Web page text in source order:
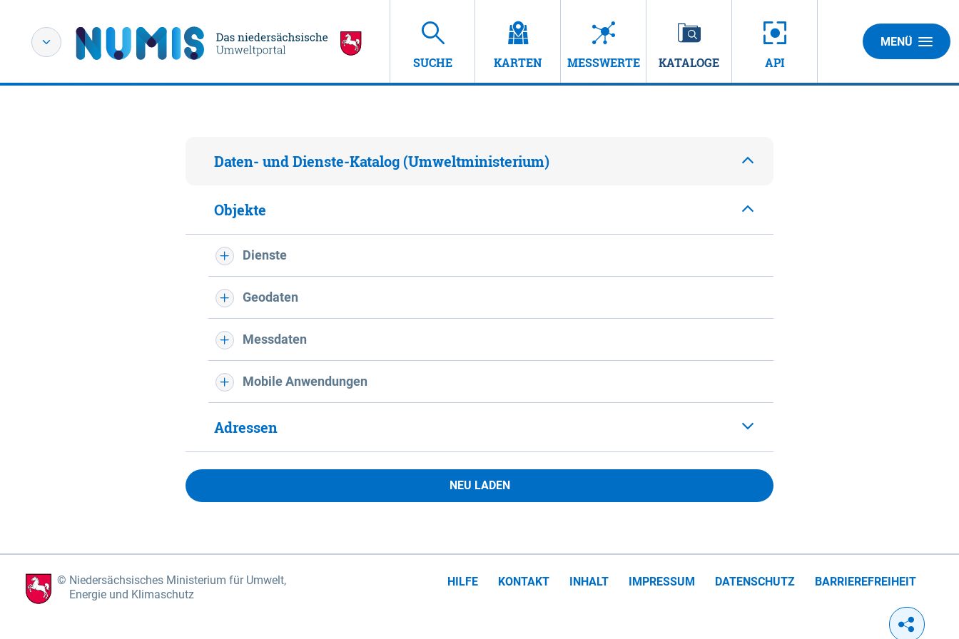
SUCHE KARTEN MESSWERTE KATALOGE API
MENÜ
Daten- und Dienste-Katalog (Umweltministerium)
Objekte
Dienste
Geodaten
Messdaten
Mobile Anwendungen
Adressen
NEU LADEN
Niedersächsisches Ministerium für Umwelt,
Energie und Klimaschutz
HILFE KONTAKT INHALT IMPRESSUM DATENSCHUTZ BARRIEREFREIHEIT